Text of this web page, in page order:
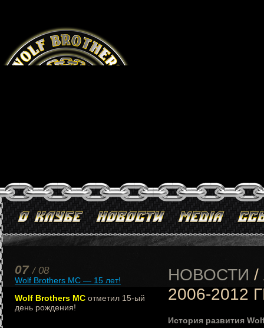
07/ 08
Wolf Brothers MC — 15 лет!
Wolf Brothers MC отметил 15-ый
день рождения!
НОВОСТИ /
2006-2012
История развития